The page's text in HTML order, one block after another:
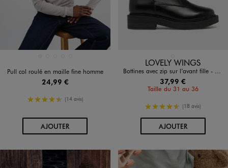
Pull col roulé en maille fine homme
24,99 €
4.5/5 de moyenne
(14 avis)
AJOUTERAU PANIER
Disponible en 1 coloris
LOVELY WINGS
Bottines avec zip sur l’avant fille - Lovely Wings
37,99 €
Taille du 31 au 36
4.5/5 de moyenne
(18 avis)
AJOUTERAU PANIER